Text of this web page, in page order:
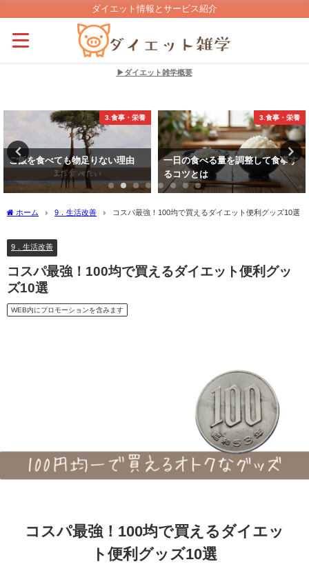
ダイエット情報とサービス紹介
▶ダイエット雑学概要
3.食事・栄養
一日の食べる量を調整して食事す
4.運動・エクササイズ
気持ちがすごく前向きになって元
気になる運動TOP10
ホーム 9．生活改善 コスパ最強！100均で買えるダイエット便利グッズ10選
9．生活改善
コスパ最強！100均で買えるダイエット便利グッ
ズ10選
WEB内にプロモーションを含みます
コスパ最強！100均で買えるダイエッ
ト便利グッズ10選